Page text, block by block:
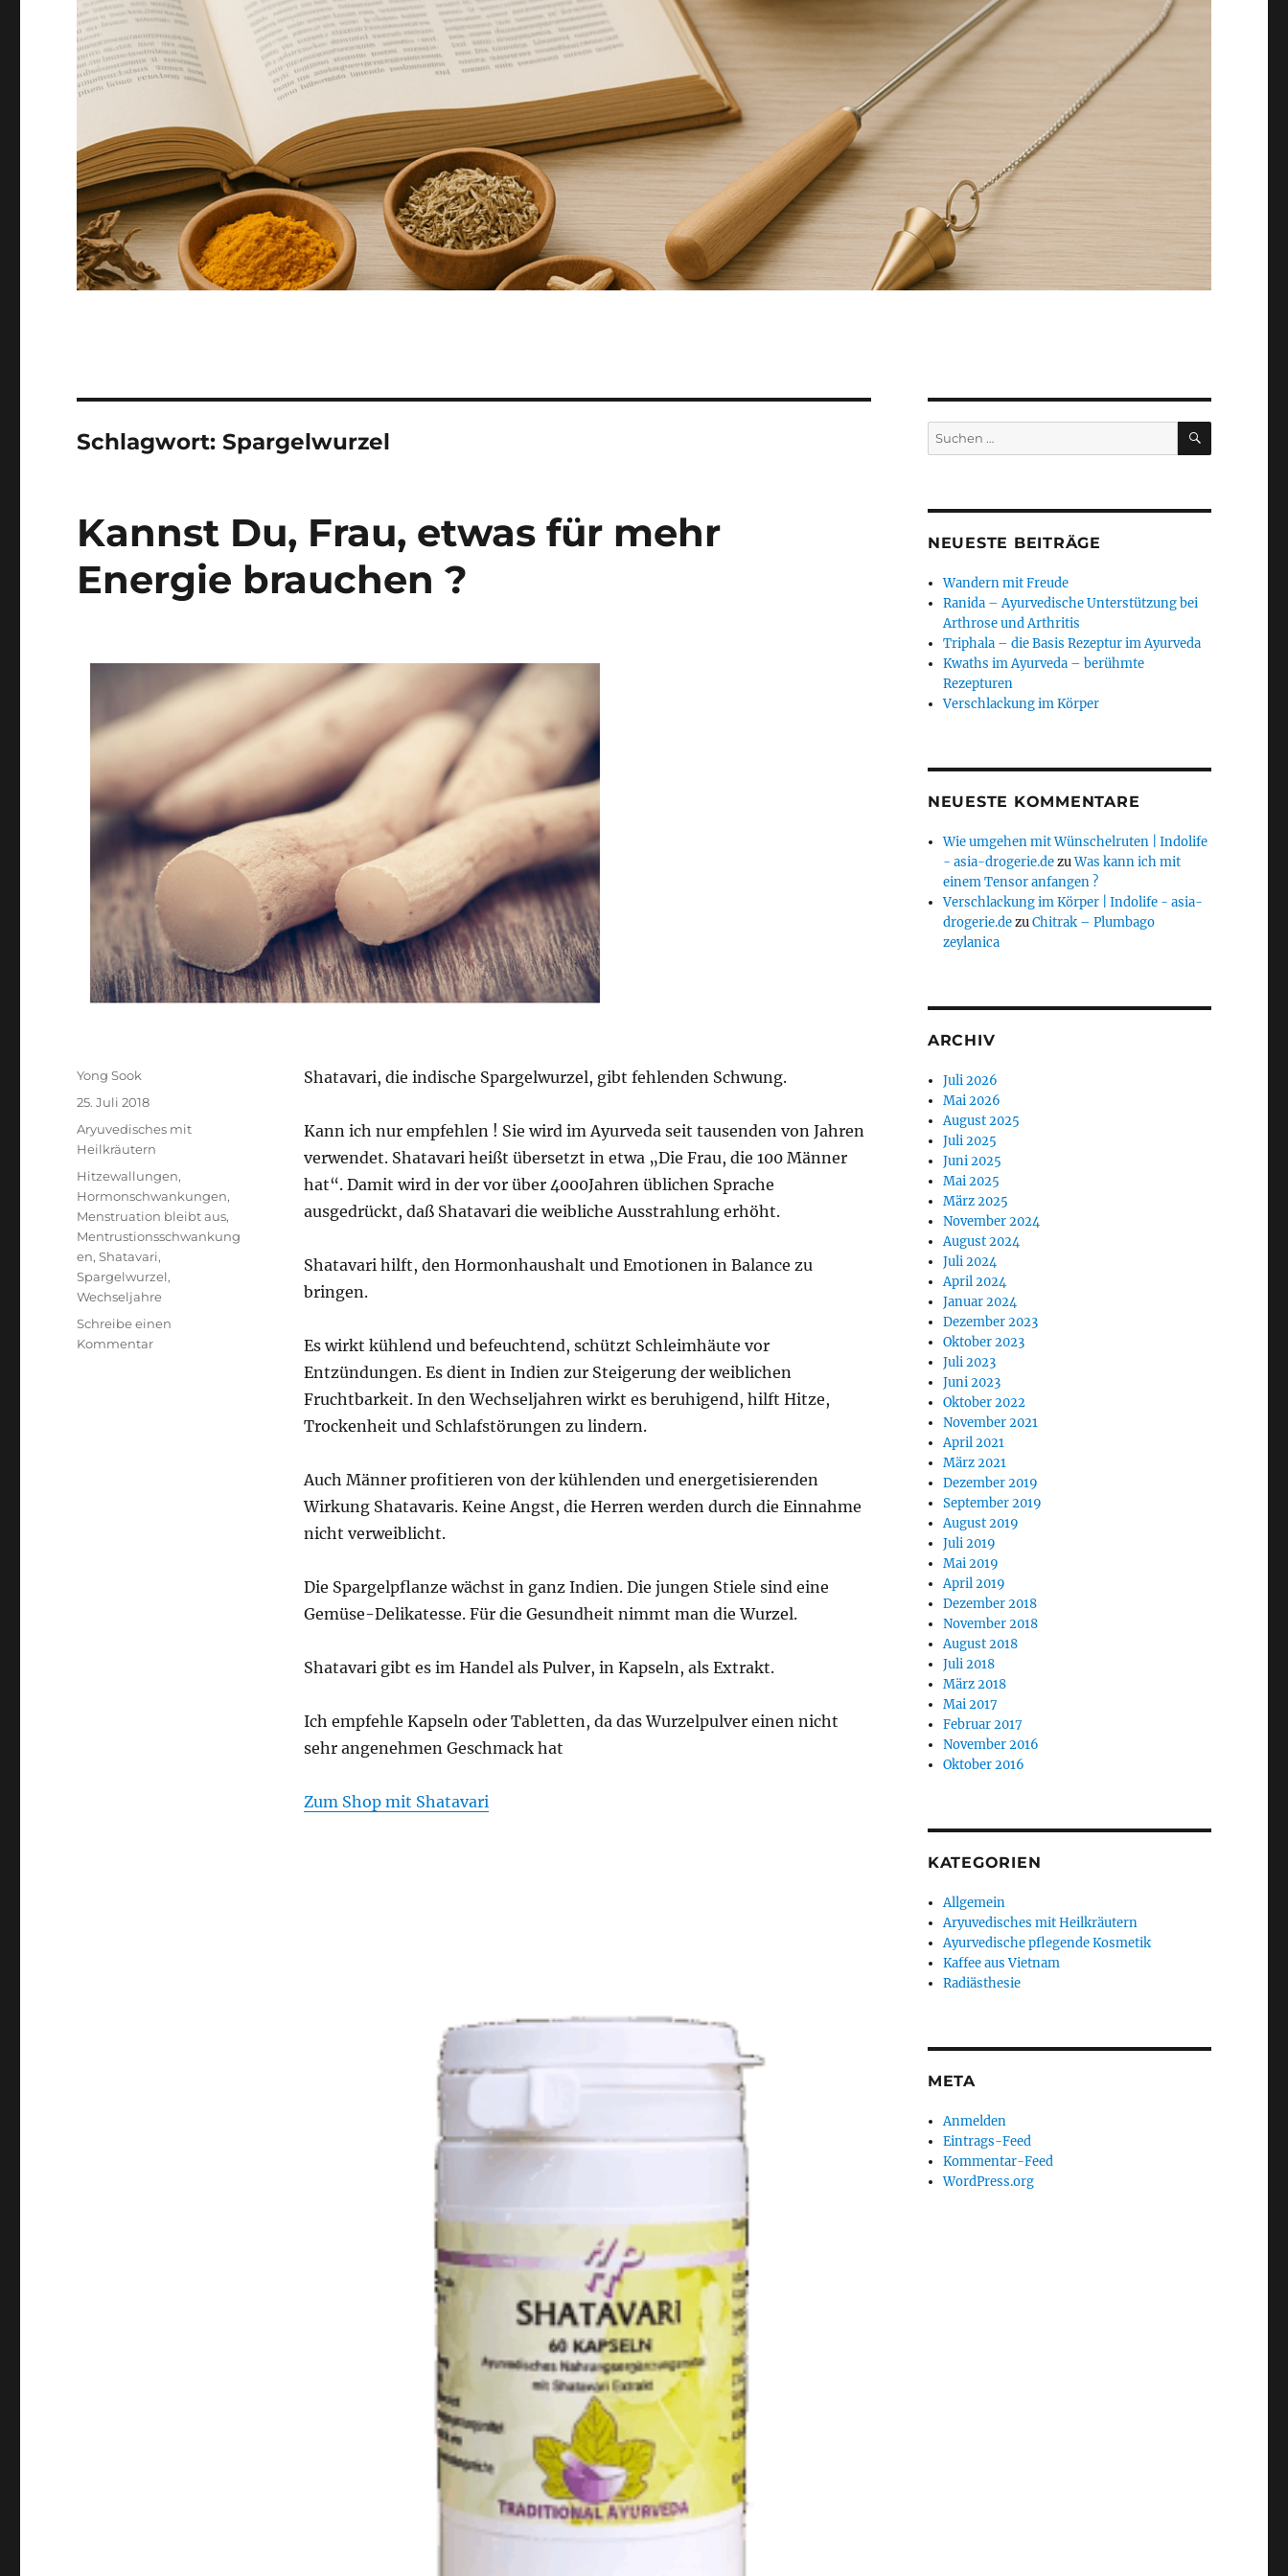
Schlagwort:Spargelwurzel
Kannst Du, Frau, etwas für mehr
Energie brauchen ?
Shatavari, die indische Spargelwurzel, gibt fehlenden Schwung.
Kann ich nur empfehlen ! Sie wird im Ayurveda seit tausenden von Jahren
verwendet. Shatavari heißt übersetzt in etwa „Die Frau, die 100 Männer
hat“. Damit wird in der vor über 4000Jahren üblichen Sprache
ausgedrückt, daß Shatavari die weibliche Ausstrahlung erhöht.
Shatavari hilft, den Hormonhaushalt und Emotionen in Balance zu
bringen.
Es wirkt kühlend und befeuchtend, schützt Schleimhäute vor
Entzündungen. Es dient in Indien zur Steigerung der weiblichen
Fruchtbarkeit. In den Wechseljahren wirkt es beruhigend, hilft Hitze,
Trockenheit und Schlafstörungen zu lindern.
Auch Männer profitieren von der kühlenden und energetisierenden
Wirkung Shatavaris. Keine Angst, die Herren werden durch die Einnahme
nicht verweiblicht.
Die Spargelpflanze wächst in ganz Indien. Die jungen Stiele sind eine
Gemüse-Delikatesse. Für die Gesundheit nimmt man die Wurzel.
Shatavari gibt es im Handel als Pulver, in Kapseln, als Extrakt.
Ich empfehle Kapseln oder Tabletten, da das Wurzelpulver einen nicht
sehr angenehmen Geschmack hat
Zum Shop mit Shatavari
Autor
Yong Sook
Veröffentlicht
25. Juli 2018
Kategorien
Aryuvedisches mit
Heilkräutern
Schlagwörter
Hitzewallungen,
Hormonschwankungen,
Menstruation bleibt aus,
Mentrustionsschwankung
en,Shatavari,
Spargelwurzel,
Wechseljahre
Schreibe einen
Kommentarzu
Suchen
nach:
SUCHEN
NEUESTE BEITRÄGE
Wandern mit Freude
Ranida – Ayurvedische Unterstützung bei
Arthrose und Arthritis
Triphala – die Basis Rezeptur im Ayurveda
Kwaths im Ayurveda – berühmte
Rezepturen
Verschlackung im Körper
NEUESTE KOMMENTARE
Wie umgehen mit Wünschelruten | Indolife
- asia-drogerie.dezuWas kann ich mit
einem Tensor anfangen ?
Verschlackung im Körper | Indolife - asia-
drogerie.dezuChitrak – Plumbago
zeylanica
ARCHIV
Juli 2026
Mai 2026
August 2025
Juli 2025
Juni 2025
Mai 2025
März 2025
November 2024
August 2024
Juli 2024
April 2024
Januar 2024
Dezember 2023
Oktober 2023
Juli 2023
Juni 2023
Oktober 2022
November 2021
April 2021
März 2021
Dezember 2019
September 2019
August 2019
Juli 2019
Mai 2019
April 2019
Dezember 2018
November 2018
August 2018
Juli 2018
März 2018
Mai 2017
Februar 2017
November 2016
Oktober 2016
KATEGORIEN
Allgemein
Aryuvedisches mit Heilkräutern
Ayurvedische pflegende Kosmetik
Kaffee aus Vietnam
Radiästhesie
META
Anmelden
Eintrags-Feed
Kommentar-Feed
WordPress.org